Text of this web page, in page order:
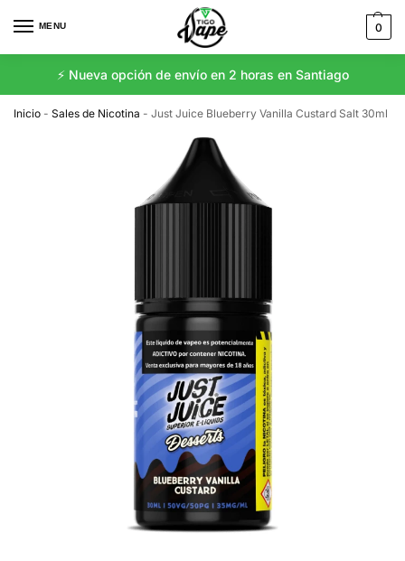
MENU 0
⚡️ Nueva opción de envío en 2 horas en Santiago
Inicio - Sales de Nicotina - Just Juice Blueberry Vanilla Custard Salt 30ml